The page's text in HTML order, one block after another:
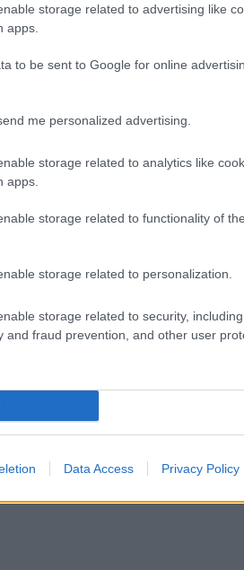
storage related to advertising like
apps.
to be sent to Google for online
me personalized advertising.
storage related to analytics like
apps.
storage related to functionality of
storage related to personalization.
storage related to security, including
and fraud prevention, and other user
Data Access Privacy Policy